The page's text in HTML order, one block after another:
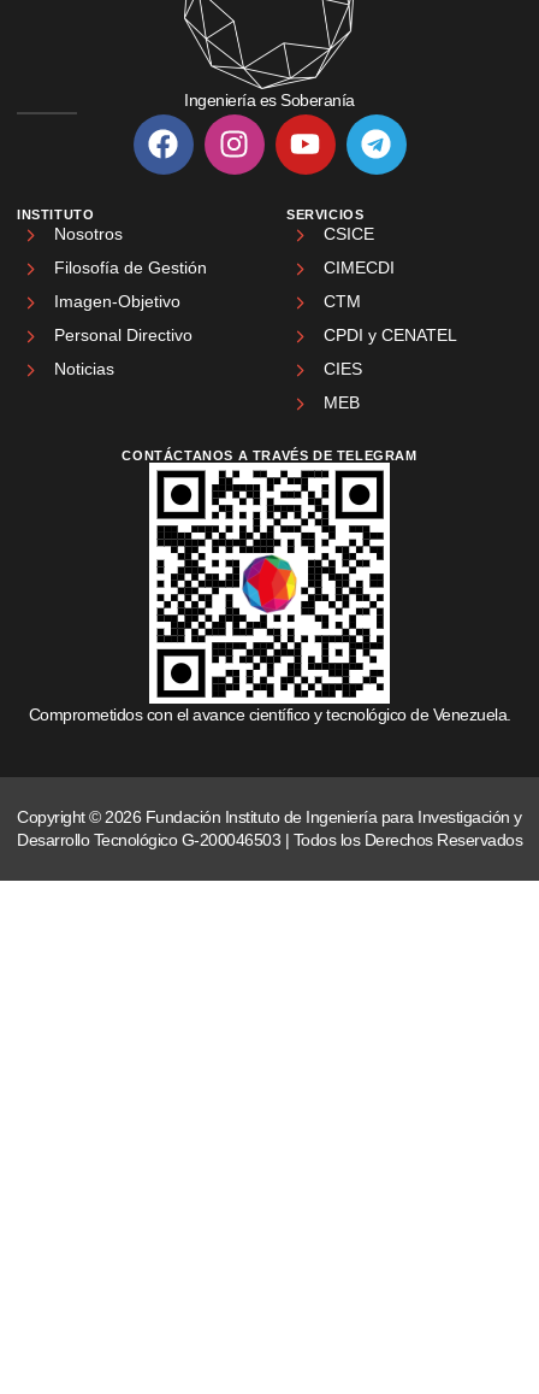
Ingeniería es Soberanía
INSTITUTO
Nosotros
Filosofía de Gestión
Imagen-Objetivo
Personal Directivo
Noticias
SERVICIOS
CSICE
CIMECDI
CTM
CPDI y CENATEL
CIES
MEB
CONTÁCTANOS A TRAVÉS DE TELEGRAM
Comprometidos con el avance científico y tecnológico de Venezuela.
Copyright © 2026 Fundación Instituto de Ingeniería para Investigación y
Desarrollo Tecnológico G-200046503 | Todos los Derechos Reservados